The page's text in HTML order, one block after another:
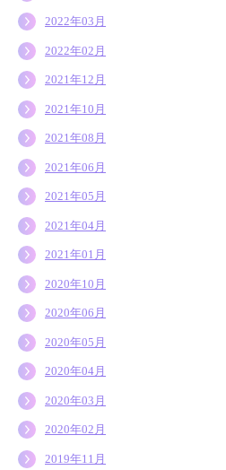
2022年03月
2022年02月
2021年12月
2021年10月
2021年08月
2021年06月
2021年05月
2021年04月
2021年01月
2020年10月
2020年06月
2020年05月
2020年04月
2020年03月
2020年02月
2019年11月